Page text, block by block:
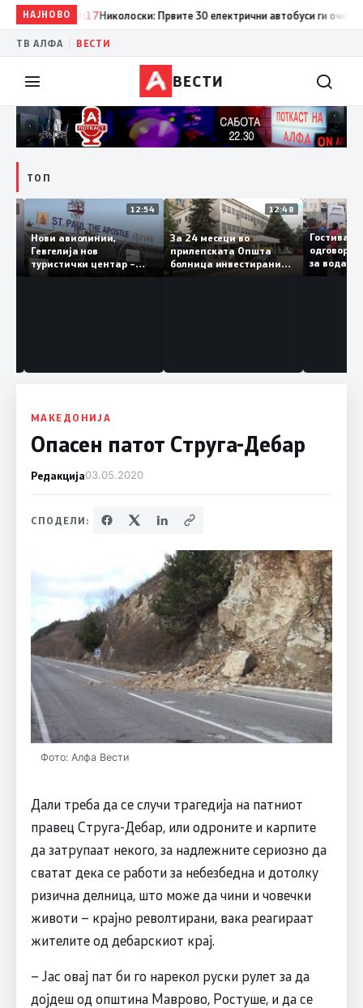
НАЈНОВО
19:17 Николоски: Првите 30 електрични автобуси ги
ТВ АЛФА ВЕСТИ
ВЕСТИ
ТОП
12:54
Нови авиолинии,
Гевгелија нов
туристички центар –
туризмот останува
12:48
За 24 месеци во
прилепската Општа
болница инвестирани
за
да ја
МАКЕДОНИЈА
Опасен патот Струга-Дебар
Редакција03.05.2020
СПОДЕЛИ:
Фото: Алфа Вести
Дали треба да се случи трагедија на патниот
правец Струга-Дебар, или одроните и карпите
да затрупаат некого, за надлежните сериозно да
сватат дека се работи за небезбедна и дотолку
ризична делница, што може да чини и човечки
животи – крајно револтирани, вака реагираат
жителите од дебарскиот крај.
– Јас овај пат би го нарекол руски рулет за да
дојдеш од општина Маврово, Ростуше, и да се